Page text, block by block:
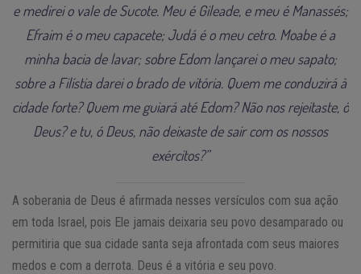
e medirei o vale de Sucote. Meu é Gileade, e meu é Manassés;
Efraim é o meu capacete; Judá é o meu cetro. Moabe é a
minha bacia de lavar; sobre Edom lançarei o meu sapato;
sobre a Filístia darei o brado de vitória. Quem me conduzirá à
cidade forte? Quem me guiará até Edom? Não nos rejeitaste, ó
Deus? e tu, ó Deus, não deixaste de sair com os nossos
exércitos?”
A soberania de Deus é afirmada nesses versículos com sua ação
em toda Israel, pois Ele jamais deixaria seu povo desamparado ou
permitiria que sua cidade santa seja afrontada com seus maiores
medos e com a derrota. Deus é a vitória e seu povo.